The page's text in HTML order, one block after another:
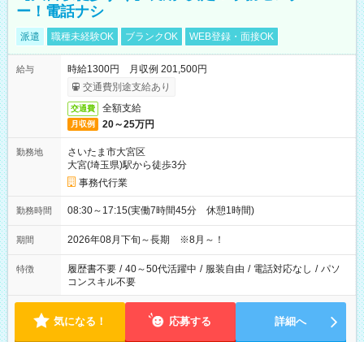
ー！電話ナシ
派遣 職種未経験OK ブランクOK WEB登録・面接OK
給与
時給1300円 月収例 201,500円
交通費別途支給あり
交通費 全額支給
月収例 20～25万円
勤務地
さいたま市大宮区
大宮(埼玉県)駅から徒歩3分
事務代行業
勤務時間 08:30～17:15(実働7時間45分 休憩1時間)
期間 2026年08月下旬～長期 ※8月～！
特徴 履歴書不要 / 40～50代活躍中 / 服装自由 / 電話対応なし / パソ
コンスキル不要
気になる！ 応募する 詳細へ